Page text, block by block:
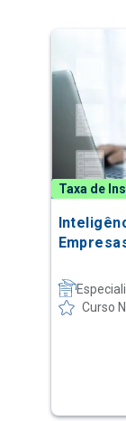
Taxa de
Curso